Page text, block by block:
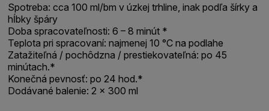
Spotreba: cca 100 ml/bm v úzkej trhline, inak podľa šírky a
hĺbky špáry
Doba spracovateľnosti: 6 – 8 minút *
Teplota pri spracovaní: najmenej 10 °C na podlahe
Zatažiteľná / pochôdzna / prestiekovateľná: po 45
minútach.*
Konečná pevnosť: po 24 hod.*
Dodávané balenie: 2 x 300 ml